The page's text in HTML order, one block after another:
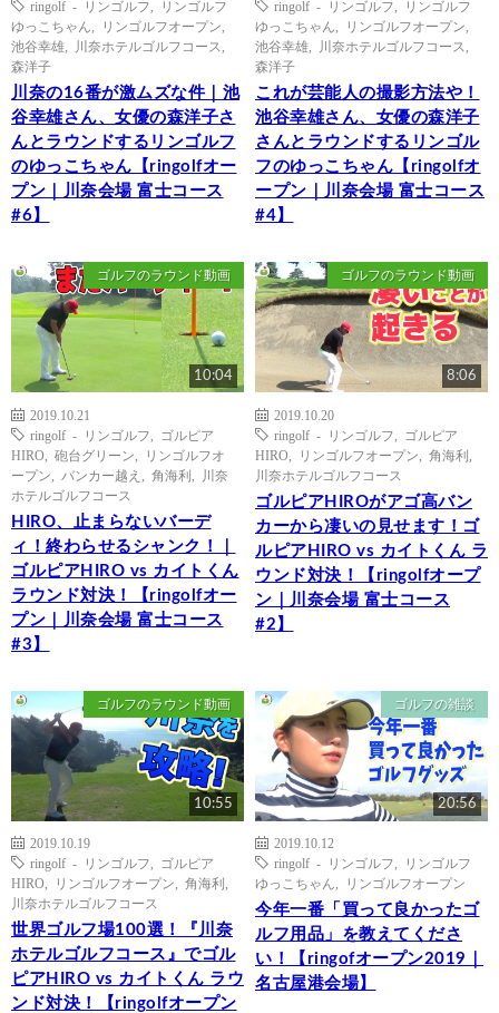
ringolf - リンゴルフ
リンゴルフ
ゆっこちゃん
リンゴルフオープン
池谷幸雄
川奈ホテルゴルフコース
森洋子
川奈の16番が激ムズな件｜池
谷幸雄さん、女優の森洋子さ
んとラウンドするリンゴルフ
のゆっこちゃん【ringolfオー
プン｜川奈会場 富士コース
#6】
ringolf - リンゴルフ
リンゴルフ
ゆっこちゃん
リンゴルフオープン
池谷幸雄
川奈ホテルゴルフコース
森洋子
これが芸能人の撮影方法や！
池谷幸雄さん、女優の森洋子
さんとラウンドするリンゴル
フのゆっこちゃん【ringolfオ
ープン｜川奈会場 富士コース
#4】
ゴルフのラウンド動画
10:04
2019.10.21
ringolf - リンゴルフ
ゴルピア
HIRO
砲台グリーン
リンゴルフオ
ープン
バンカー越え 角海利
川奈
ホテルゴルフコース
HIRO、止まらないバーデ
ィ！終わらせるシャンク！｜
ゴルピアHIRO vs カイトくん
ラウンド対決！【ringolfオー
プン｜川奈会場 富士コース
#3】
ゴルフのラウンド動画
8:06
2019.10.20
ringolf - リンゴルフ
ゴルピア
HIRO
リンゴルフオープン 角海利
川奈ホテルゴルフコース
ゴルピアHIROがアゴ高バン
カーから凄いの見せます！ゴ
ルピアHIRO vs カイトくん ラ
ウンド対決！【ringolfオープ
ン｜川奈会場 富士コース
#2】
ゴルフのラウンド動画
10:55
2019.10.19
ringolf - リンゴルフ
ゴルピア
HIRO
リンゴルフオープン 角海利
川奈ホテルゴルフコース
世界ゴルフ場100選！『川奈
ホテルゴルフコース』でゴル
ピアHIRO vs カイトくん ラウ
ンド対決！【ringolfオープン
ゴルフの雑談
20:56
2019.10.12
ringolf - リンゴルフ
リンゴルフ
ゆっこちゃん
リンゴルフオープン
今年一番「買って良かったゴ
ルフ用品」を教えてくださ
い！【ringofオープン2019｜
名古屋港会場】